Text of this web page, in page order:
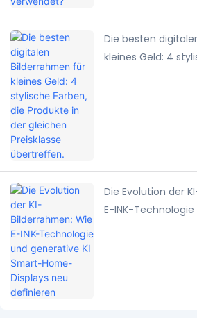
Die besten
kleines Geld: 4
Die Evolution der
E-INK-